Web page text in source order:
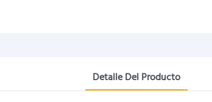
Detalle Del Producto